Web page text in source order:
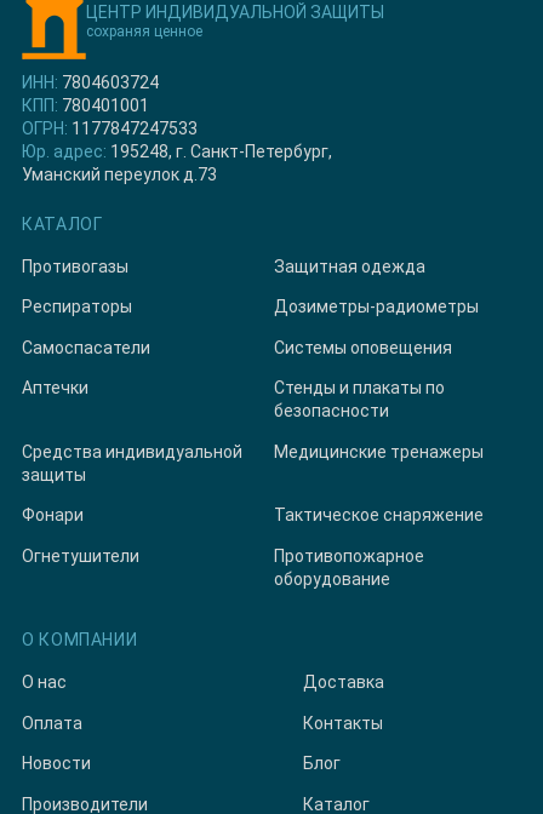
ЦЕНТР ИНДИВИДУАЛЬНОЙ ЗАЩИТЫ
сохраняя ценное
ИНН: 7804603724
КПП: 780401001
ОГРН: 1177847247533
Юр. адрес: 195248, г. Санкт-Петербург,
Уманский переулок д.73
КАТАЛОГ
Противогазы Защитная одежда
Респираторы Дозиметры-радиометры
Самоспасатели Системы оповещения
Аптечки
Стенды и плакаты по
безопасности
Средства индивидуальной
защиты
Медицинские тренажеры
Фонари Тактическое снаряжение
Огнетушители
Противопожарное
оборудование
О КОМПАНИИ
О нас Доставка
Оплата Контакты
Новости Блог
Производители Каталог